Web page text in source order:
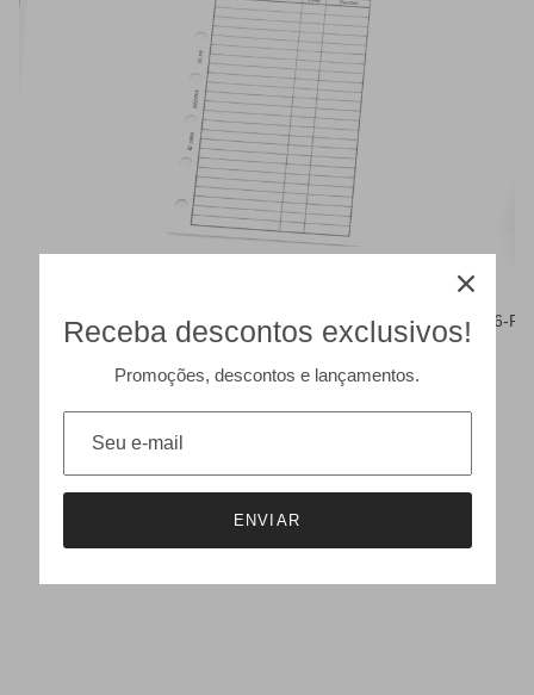
202-RF. MP 25 - Telephone Numbers 226-
Receba descontos exclusivos!
Promoções, descontos e lançamentos.
ENVIAR